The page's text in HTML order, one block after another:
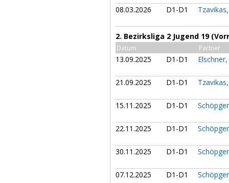
08.03.2026 D1-D1
2. Bezirksliga 2 Jugend 19
Datum Partner
13.09.2025 D1-D1
21.09.2025 D1-D1
15.11.2025 D1-D1
22.11.2025 D1-D1
30.11.2025 D1-D1
07.12.2025 D1-D1